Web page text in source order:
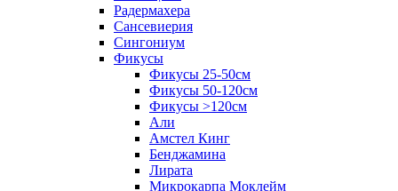
Радермахера
Сансевиерия
Сингониум
Фикусы
Фикусы 25-50см
Фикусы 50-120см
Фикусы >120см
Али
Амстел Кинг
Бенджамина
Лирата
Микрокарпа Моклейм